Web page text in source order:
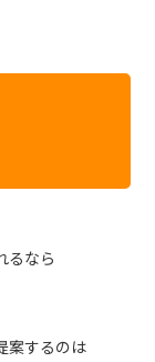
るなら
案するのは